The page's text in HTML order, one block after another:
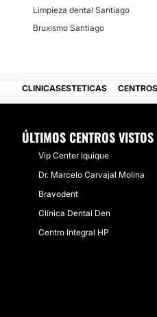
Limpieza dental Santiago
Bruxismo Santiago
CLINICASESTETICAS CENTROS
ÚLTIMOS CENTROS VISTOS
Vip Center Iquique
Dr. Marcelo Carvajal Molina
Bravodent
Clínica Dental Den
Centro Integral HP